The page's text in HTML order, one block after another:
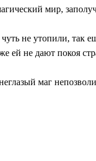
мир,
не утопили, так
ей не дают покоя
маг